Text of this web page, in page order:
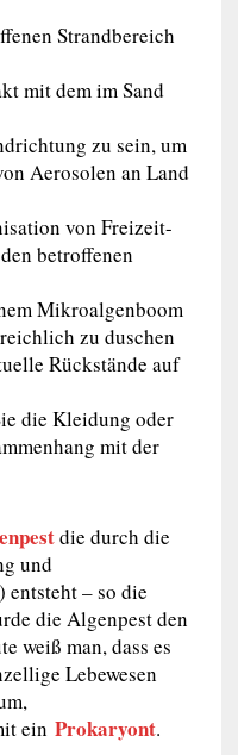
Strandbereich
mit dem im Sand
zu sein, um
Aerosolen an Land
von Freizeit-
betroffenen
Mikroalgenboom
zu duschen
Rückstände auf
die Kleidung oder
mit der
die durch die
und
– so die
die Algenpest den
weiß man, dass es
Lebewesen
ein Prokaryont.